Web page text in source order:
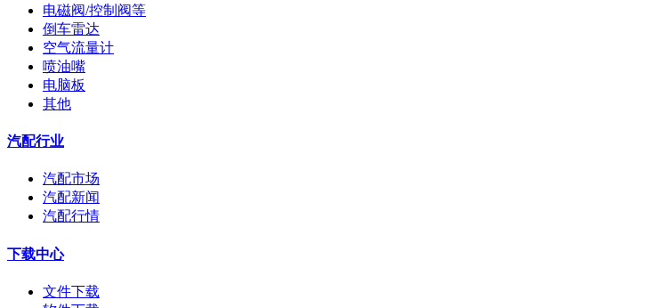
电磁阀/控制阀等
倒车雷达
空气流量计
喷油嘴
电脑板
其他
汽配行业
汽配市场
汽配新闻
汽配行情
下载中心
文件下载